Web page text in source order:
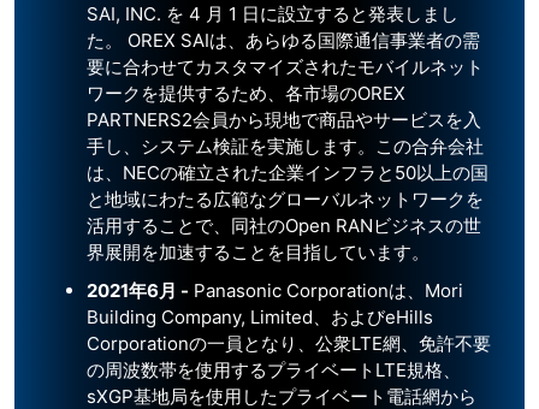
SAI, INC. を 4 月 1 日に設立すると発表しまし
た。 OREX SAIは、あらゆる国際通信事業者の需
要に合わせてカスタマイズされたモバイルネット
ワークを提供するため、各市場のOREX
PARTNERS2会員から現地で商品やサービスを入
手し、システム検証を実施します。この合弁会社
は、NECの確立された企業インフラと50以上の国
と地域にわたる広範なグローバルネットワークを
活用することで、同社のOpen RANビジネスの世
界展開を加速することを目指しています。
2021年6月 - Panasonic Corporationは、Mori
Building Company, Limited、およびeHills
Corporationの一員となり、公衆LTE網、免許不要
の周波数帯を使用するプライベートLTE規格、
sXGP基地局を使用したプライベート電話網から